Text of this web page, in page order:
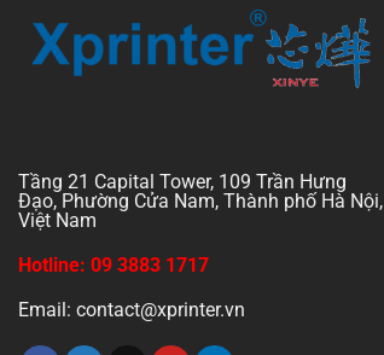
Tầng 21 Capital Tower, 109 Trần Hưng
Đạo, Phường Cửa Nam, Thành phố Hà Nội,
Việt Nam
Hotline: 09 3883 1717
Email: contact@xprinter.vn